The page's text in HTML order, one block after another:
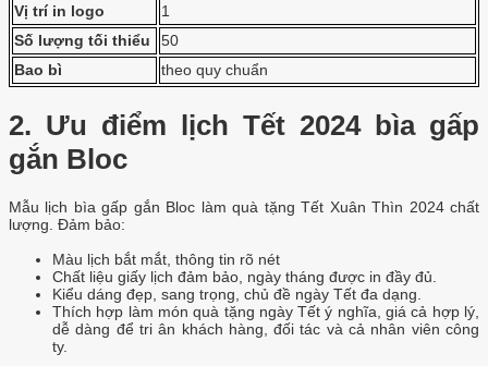
Vị trí in logo
1
Số lượng tối thiểu
50
Bao bì
theo quy chuẩn
2. Ưu điểm lịch Tết 2024 bìa gấp
gắn Bloc
Mẫu lịch bìa gấp gắn Bloc làm quà tặng Tết Xuân Thìn 2024 chất
lượng. Đảm bảo:
Màu lịch bắt mắt, thông tin rõ nét
Chất liệu giấy lịch đảm bảo, ngày tháng được in đầy đủ.
Kiểu dáng đẹp, sang trọng, chủ đề ngày Tết đa dạng.
Thích hợp làm món quà tặng ngày Tết ý nghĩa, giá cả hợp lý,
dễ dàng để tri ân khách hàng, đối tác và cả nhân viên công
ty.